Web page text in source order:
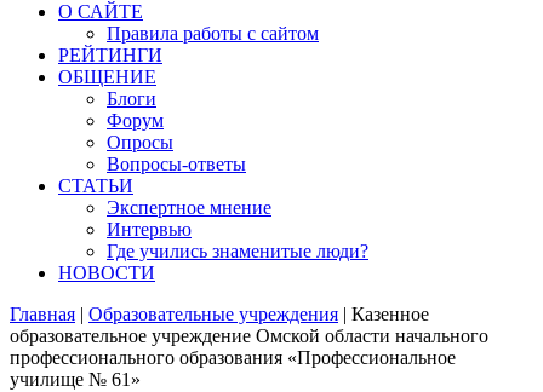
О САЙТЕ
Правила работы с сайтом
РЕЙТИНГИ
ОБЩЕНИЕ
Блоги
Форум
Опросы
Вопросы-ответы
СТАТЬИ
Экспертное мнение
Интервью
Где учились знаменитые люди?
НОВОСТИ
Главная | Образовательные учреждения | Казенное
образовательное учреждение Омской области начального
профессионального образования «Профессиональное
училище № 61»